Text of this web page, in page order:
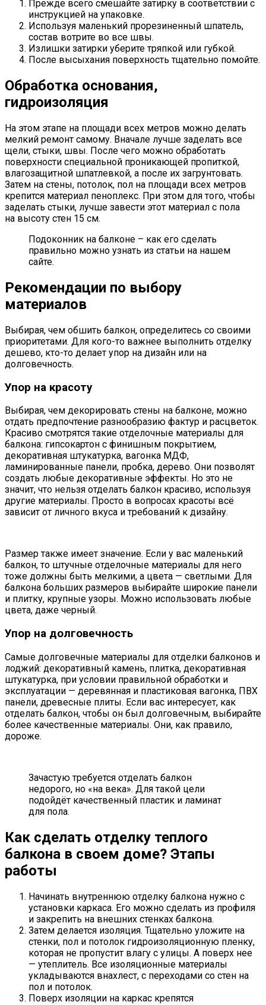
Прежде всего смешайте затирку в соответствии с
инструкцией на упаковке.
Используя маленький прорезиненный шпатель,
состав вотрите во все швы.
Излишки затирки уберите тряпкой или губкой.
После высыхания поверхность тщательно помойте.
Обработка основания,
гидроизоляция
На этом этапе на площади всех метров можно делать
мелкий ремонт самому. Вначале лучше заделать все
щели, стыки, швы. После чего можно обработать
поверхности специальной проникающей пропиткой,
влагозащитной шпатлевкой, а после их загрунтовать.
Затем на стены, потолок, пол на площади всех метров
крепится материал пеноплекс. При этом для того, чтобы
заделать стыки, лучше завести этот материал с пола
на высоту стен 15 см.
Подоконник на балконе – как его сделать
правильно можно узнать из статьи на нашем
сайте.
Рекомендации по выбору
материалов
Выбирая, чем обшить балкон, определитесь со своими
приоритетами. Для кого-то важнее выполнить отделку
дешево, кто-то делает упор на дизайн или на
долговечность.
Упор на красоту
Выбирая, чем декорировать стены на балконе, можно
отдать предпочтение разнообразию фактур и расцветок.
Красиво смотрятся такие отделочные материалы для
балкона: гипсокартон с финишным покрытием,
декоративная штукатурка, вагонка МДФ,
ламинированные панели, пробка, дерево. Они позволят
создать любые декоративные эффекты. Но это не
значит, что нельзя отделать балкон красиво, используя
другие материалы. Просто в вопросах красоты всё
зависит от личного вкуса и требований к дизайну.
Размер также имеет значение. Если у вас маленький
балкон, то штучные отделочные материалы для него
тоже должны быть мелкими, а цвета — светлыми. Для
балкона больших размеров выбирайте широкие панели
и плитку, крупные узоры. Можно использовать любые
цвета, даже черный.
Упор на долговечность
Самые долговечные материалы для отделки балконов и
лоджий: декоративный камень, плитка, декоративная
штукатурка, при условии правильной обработки и
эксплуатации — деревянная и пластиковая вагонка, ПВХ
панели, древесные плиты. Если вас интересует, как
отделать балкон, чтобы он был долговечным, выбирайте
более качественные материалы. Они, как правило,
дороже.
Зачастую требуется отделать балкон
недорого, но «на века». Для такой цели
подойдёт качественный пластик и ламинат
для пола.
Как сделать отделку теплого
балкона в своем доме? Этапы
работы
Начинать внутреннюю отделку балкона нужно с
установки каркаса. Его можно сделать из профиля
и закрепить на внешних стенках балкона.
Затем делается изоляция. Тщательно уложите на
стенки, пол и потолок гидроизоляционную пленку,
которая не пропустит влагу с улицы. А поверх нее
— утеплитель. Все изоляционные материалы
укладываются внахлест, с переходами со стен на
пол и потолок.
Поверх изоляции на каркас крепятся